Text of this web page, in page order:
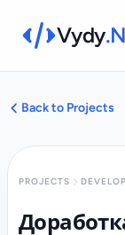
Vydy
Back to Projects
PROJECTS